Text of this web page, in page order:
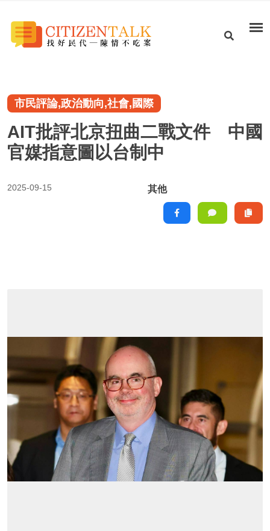
市民評論,政治動向,社會,國際
AIT批評北京扭曲二戰文件 中國
官媒指意圖以台制中
2025-09-15 其他